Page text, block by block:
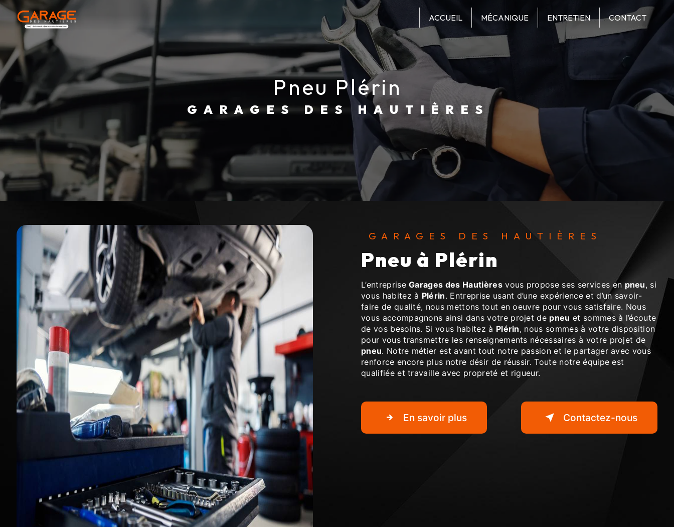
ACCUEIL MÉCANIQUE ENTRETIEN CONTACT
pneu Plérin
GARAGES DES HAUTIÈRES
GARAGES DES HAUTIÈRES
pneu à Plérin
L’entrepriseGarages des Hautièresvous propose ses services en pneu, si
vous habitez à Plérin. Entreprise usant d’une expérience et d’un savoir-
faire de qualité, nous mettons tout en oeuvre pour vous satisfaire. Nous
vous accompagnons ainsi dans votre projet de pneu et sommes à l’écoute
de vos besoins. Si vous habitez à Plérin, nous sommes à votre disposition
pour vous transmettre les renseignements nécessaires à votre projet de
pneu. Notre métier est avant tout notre passion et le partager avec vous
renforce encore plus notre désir de réussir. Toute notre équipe est
qualifiée et travaille avec propreté et rigueur.
En savoir plus Contactez-nous
Panneau de gestion des cookies